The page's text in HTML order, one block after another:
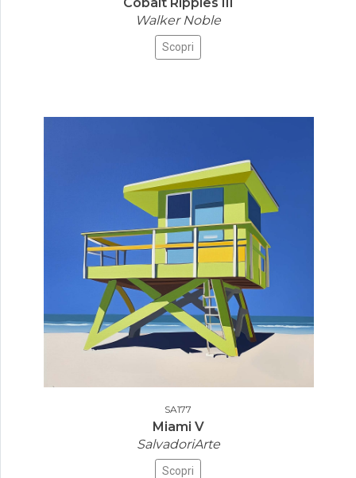
Walker Noble
Scopri
SA177
Miami V
SalvadoriArte
Scopri